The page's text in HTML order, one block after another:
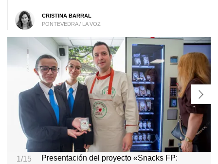
CRISTINA BARRAL
PONTEVEDRA / LA VOZ
1/15
Presentación del proyecto «Snacks FP: